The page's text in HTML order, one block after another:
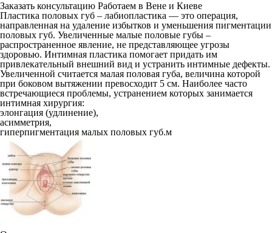
Заказать консультацию Работаем в Вене и Киеве
Пластика половых губ – лабиопластика — это операция,
направленная на удаление избытков и уменьшения пигментации
половых губ. Увеличенные малые половые губы –
распространенное явление, не представляющее угрозы
здоровью. Интимная пластика помогает придать им
привлекательный внешний вид и устранить интимные дефекты.
Увеличенной считается малая половая губа, величина которой
при боковом вытяжении превосходит 5 см. Наиболее часто
встречающиеся проблемы, устранением которых занимается
интимная хирургия:
элонгация (удлинение),
асимметрия,
гиперпигментация малых половых губ.м